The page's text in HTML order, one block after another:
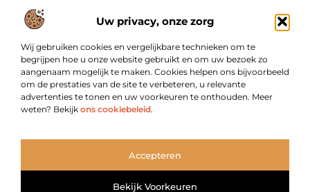
Uw privacy, onze zorg
Wij gebruiken cookies en vergelijkbare technieken om te
begrijpen hoe u onze website gebruikt en om uw bezoek zo
aangenaam mogelijk te maken. Cookies helpen ons bijvoorbeeld
om de prestaties van de site te verbeteren, u relevante
advertenties te tonen en uw voorkeuren te onthouden. Meer
weten? Bekijk ons cookiebeleid.
Accepteren
Bekijk Voorkeuren
ontdekken voor de nieuwsgierige lezer.
Onze informatie
www.stichtingpoes.nl. All Right Reserved.